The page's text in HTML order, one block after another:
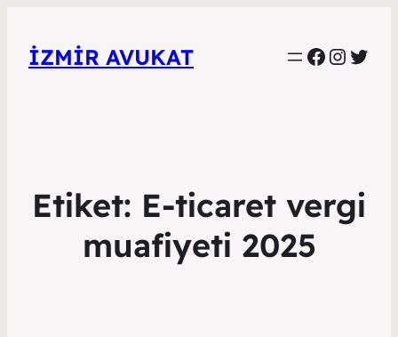
İZMIR AVUKAT
Etiket: E-ticaret vergi
muafiyeti 2025